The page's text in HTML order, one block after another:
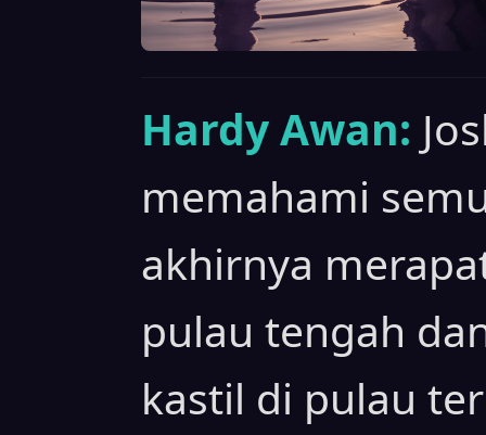
Hardy Awan:
memahami
akhirnya
pulau tengah
kastil di pulau